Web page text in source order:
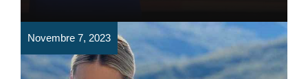
Novembre 7, 2023